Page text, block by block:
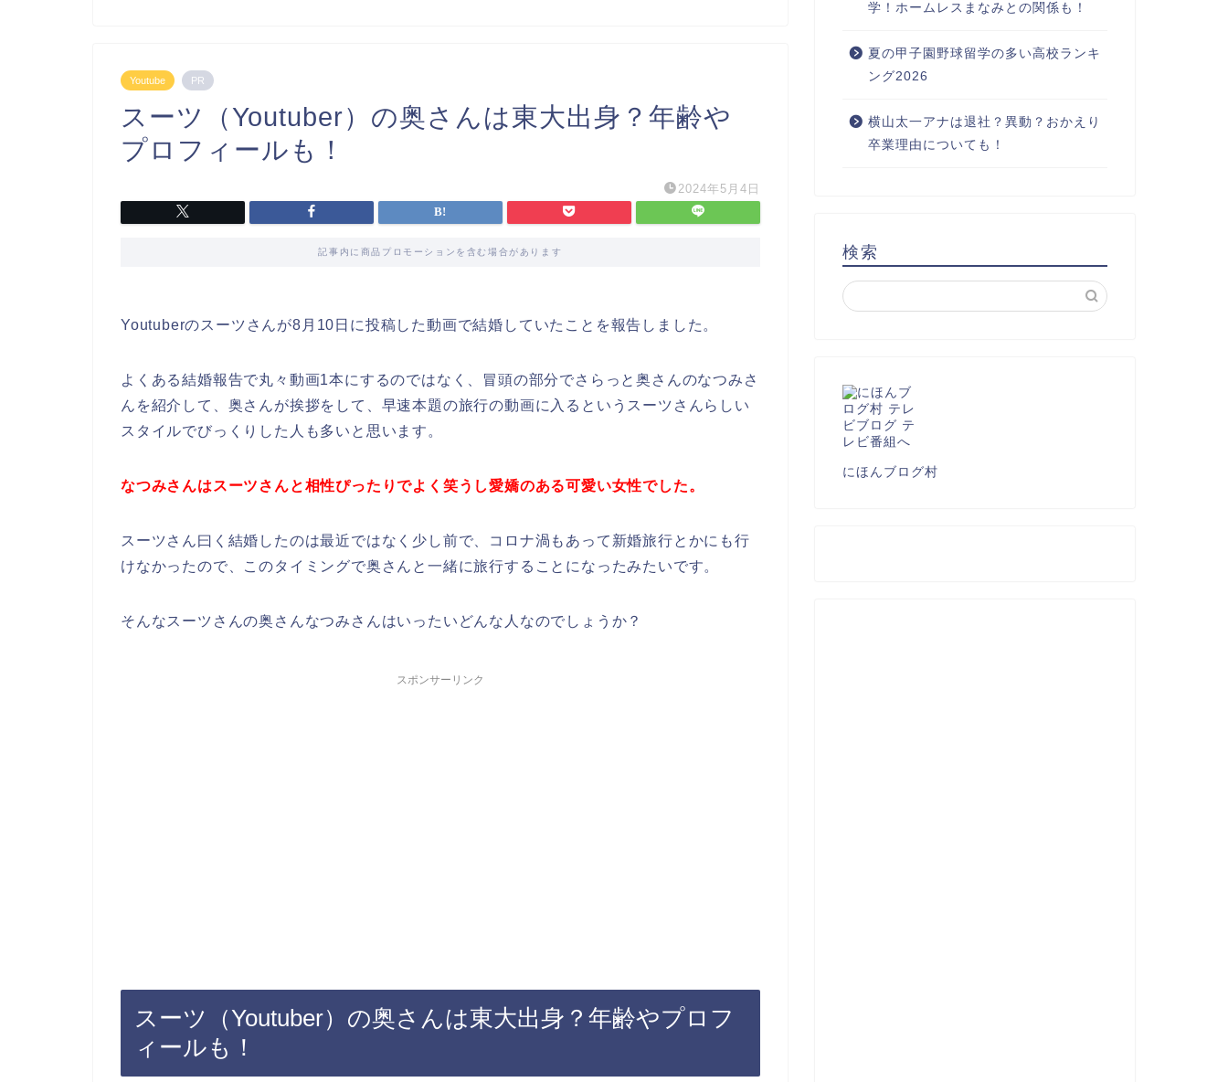
Youtube PR
スーツ（Youtuber）の奥さんは東大出身？年齢や
プロフィールも！
2024年5月4日
記事内に商品プロモーションを含む場合があります
Youtuberのスーツさんが8月10日に投稿した動画で結婚していたことを報告しました。
よくある結婚報告で丸々動画1本にするのではなく、冒頭の部分でさらっと奥さんのなつみさ
んを紹介して、奥さんが挨拶をして、早速本題の旅行の動画に入るというスーツさんらしい
スタイルでびっくりした人も多いと思います。
なつみさんはスーツさんと相性ぴったりでよく笑うし愛嬌のある可愛い女性でした。
スーツさん曰く結婚したのは最近ではなく少し前で、コロナ渦もあって新婚旅行とかにも行
けなかったので、このタイミングで奥さんと一緒に旅行することになったみたいです。
そんなスーツさんの奥さんなつみさんはいったいどんな人なのでしょうか？
スポンサーリンク
スーツ（Youtuber）の奥さんは東大出身？年齢やプロフ
ィールも！
学！ホームレスまなみとの関係も！
夏の甲子園野球留学の多い高校ランキ
ング2026
横山太一アナは退社？異動？おかえり
卒業理由についても！
検索
にほんブログ村